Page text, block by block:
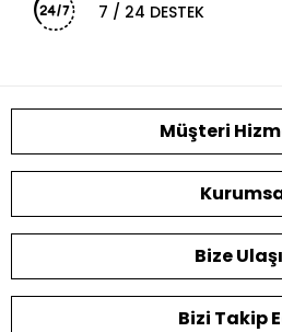
7 / 24 DESTEK
Müşteri
Bize
Bizi Takip